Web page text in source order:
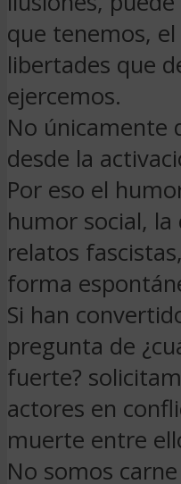
que tenemos,
libertades que
ejercemos.
No únicamente
desde la
Por eso el
humor social,
relatos
forma
Si han
pregunta de
fuerte?
actores en
muerte entre
No somos